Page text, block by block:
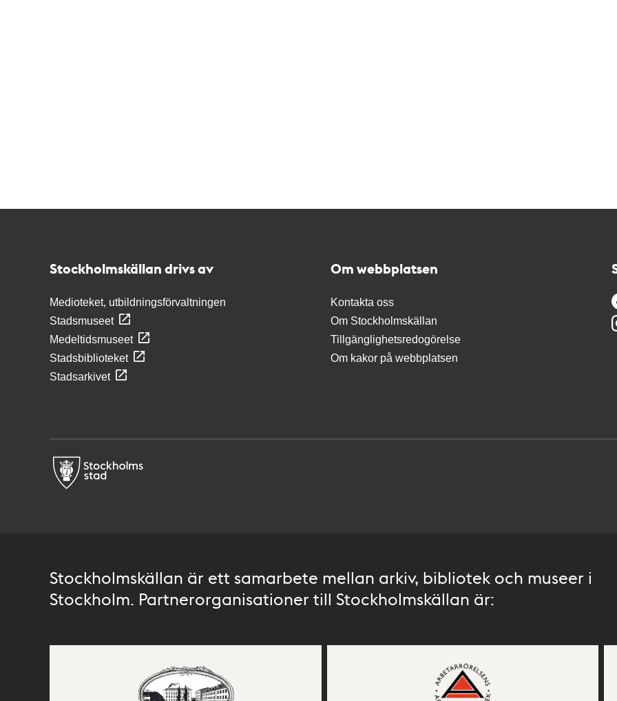
Stockholmskällan drivs av
Medioteket, utbildningsförvaltningen
Stadsmuseet
Medeltidsmuseet
Stadsbiblioteket
Stadsarkivet
Om webbplatsen
Kontakta oss
Om Stockholmskällan
Tillgänglighetsredogörelse
Om kakor på webbplatsen
Stockholmskällan är ett samarbete mellan arkiv, bibliotek och museer i
Stockholm. Partnerorganisationer till Stockholmskällan är: